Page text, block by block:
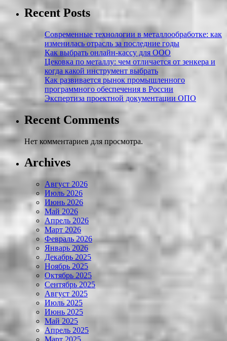
Recent Posts
Современные технологии в металлообработке: как
изменилась отрасль за последние годы
Как выбрать онлайн-кассу для ООО
Цековка по металлу: чем отличается от зенкера и
когда какой инструмент выбрать
Как развивается рынок промышленного
программного обеспечения в России
Экспертиза проектной документации ОПО
Recent Comments
Нет комментариев для просмотра.
Archives
Август 2026
Июль 2026
Июнь 2026
Май 2026
Апрель 2026
Март 2026
Февраль 2026
Январь 2026
Декабрь 2025
Ноябрь 2025
Октябрь 2025
Сентябрь 2025
Август 2025
Июль 2025
Июнь 2025
Май 2025
Апрель 2025